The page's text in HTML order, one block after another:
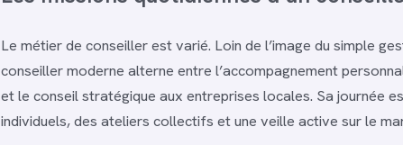
Le métier de conseiller est varié. Loin de l’image du simple
conseiller moderne alterne entre l’accompagnement
et le conseil stratégique aux entreprises locales. Sa journée
individuels, des ateliers collectifs et une veille active sur le